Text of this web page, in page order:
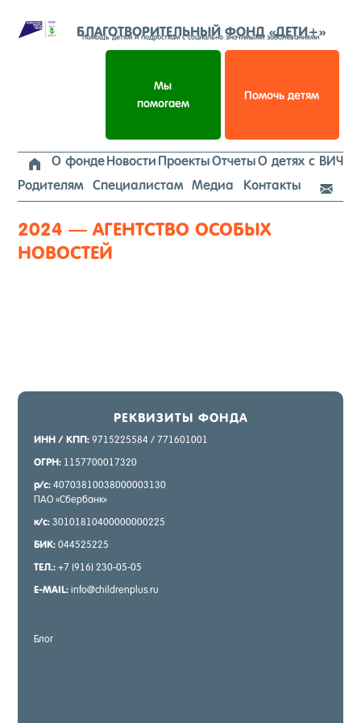
к
содержимому
БЛАГОТВОРИТЕЛЬНЫЙ ФОНД «ДЕТИ+»
помощь детям и подросткам с социально значимыми заболеваниями
Мы
помогаем
Помочь детям
 О фондеНовости ПроектыОтчетыО детях с ВИЧ
Родителям
Специалистам Медиа Контакты 
2024 — АГЕНТСТВО ОСОБЫХ
НОВОСТЕЙ
РЕК­ВИ­ЗИТЫ ФОН­ДА
ИНН / КПП: 9715225584 / 771601001
ОГРН: 1157700017320
р/с: 40703810038000003130
ПАО «Сбер­банк»
к/с: 30101810400000000225
БИК: 044525225
ТЕЛ.: +7 (916) 230-05-05
E-MAIL: info@childrenplus.ru
Блог